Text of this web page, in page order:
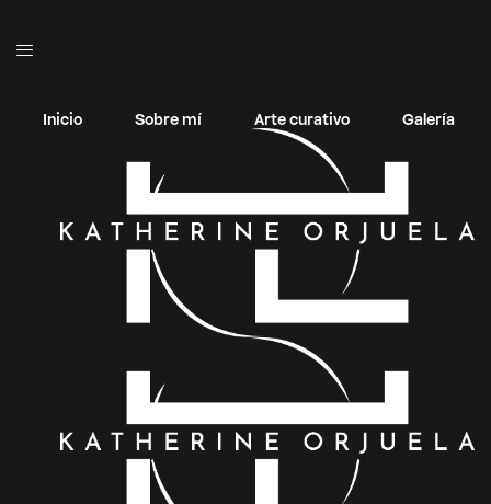
Inicio Sobre mí Arte curativo Galería